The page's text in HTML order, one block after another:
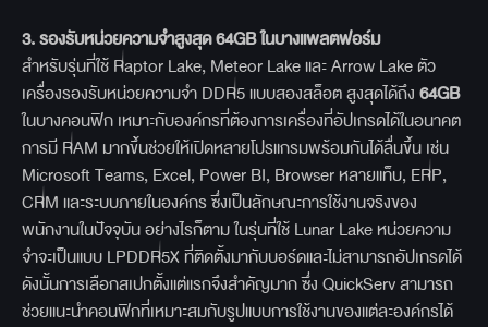
3.รองรับหน่วยความจำสูงสุด 64GBในบางแพลตฟอร์ม
สำหรับรุ่นที่ใช้ Raptor Lake, Meteor Lake และ Arrow Lake ตัว
เครื่องรองรับหน่วยความจำ DDR5 แบบสองสล็อต สูงสุดได้ถึง 64GB
ในบางคอนฟิก เหมาะกับองค์กรที่ต้องการเครื่องที่อัปเกรดได้ในอนาคต
การมี RAM มากขึ้นช่วยให้เปิดหลายโปรแกรมพร้อมกันได้ลื่นขึ้น เช่น
Microsoft Teams, Excel, Power BI, Browser หลายแท็บ, ERP,
CRM และระบบภายในองค์กร ซึ่งเป็นลักษณะการใช้งานจริงของ
พนักงานในปัจจุบัน อย่างไรก็ตาม ในรุ่นที่ใช้ Lunar Lake หน่วยความ
จำจะเป็นแบบ LPDDR5X ที่ติดตั้งมากับบอร์ดและไม่สามารถอัปเกรดได้
ดังนั้นการเลือกสเปกตั้งแต่แรกจึงสำคัญมาก ซึ่ง QuickServ สามารถ
ช่วยแนะนำคอนฟิกที่เหมาะสมกับรูปแบบการใช้งานของแต่ละองค์กรได้